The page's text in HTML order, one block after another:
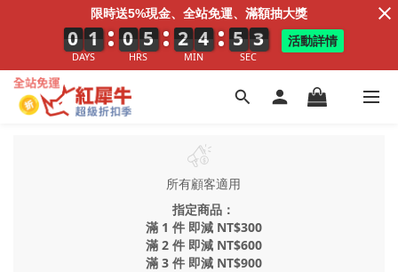
所有顧客適用
指定商品：
滿 1 件 即減 NT$300
滿 2 件 即減 NT$600
滿 3 件 即減 NT$900
限時送5%現金、全站免運、滿額抽大獎
0
0
0 1
1
1
DAYS
0
0
0 5
5
5
HRS
2
2
2 4
5
4
MIN
5
0
5 2
3
2
SEC
活動詳情